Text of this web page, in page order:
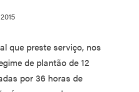
que preste serviço, nos
de plantão de 12
por 36 horas de